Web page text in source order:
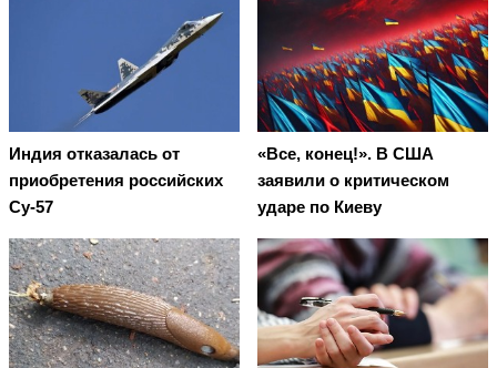
Индия отказалась от
приобретения российских
Су-57
«Все, конец!». В США
заявили о критическом
ударе по Киеву